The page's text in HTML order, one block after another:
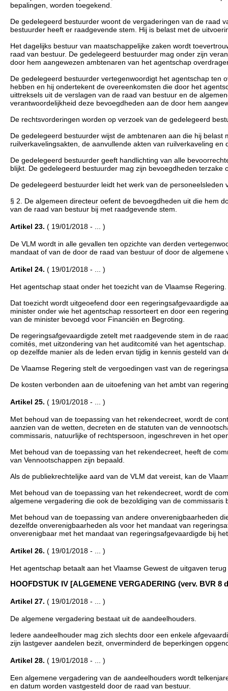
bepalingen, worden toegekend.
De gedelegeerd bestuurder woont de vergaderingen van de raad
bestuurder heeft er raadgevende stem. Hij is belast met de
Het dagelijks bestuur van maatschappelijke zaken wordt
raad van bestuur. De gedelegeerd bestuurder mag onder zijn
door hem aangewezen ambtenaren van het agentschap
De gedelegeerd bestuurder vertegenwoordigt het agentschap ten
hebben en hij ondertekent de overeenkomsten die door het
uittreksels uit de verslagen van de raad van bestuur en de
verantwoordelijkheid deze bevoegdheden aan de door hem
De rechtsvorderingen worden op verzoek van de gedelegeerd
De gedelegeerd bestuurder wijst de ambtenaren aan die hij
ruilverkavelingsakten, de aanvullende akten van ruilverkaveling en
De gedelegeerd bestuurder geeft handlichting van alle
blijkt. De gedelegeerd bestuurder mag zijn bevoegdheden
De gedelegeerd bestuurder leidt het werk van de
§ 2. De algemeen directeur oefent de bevoegdheden uit die hem
van de raad van bestuur bij met raadgevende stem.
Artikel 23. ( 19/01/2018 - ... )
De VLM wordt in alle gevallen ten opzichte van derden
mandaat of van de door de raad van bestuur of door de
Artikel 24. ( 19/01/2018 - ... )
Het agentschap staat onder het toezicht van de Vlaamse Regering.
Dat toezicht wordt uitgeoefend door een regeringsafgevaardigde
minister onder wie het agentschap ressorteert en door een
van de minister bevoegd voor Financiën en Begroting.
De regeringsafgevaardigde zetelt met raadgevende stem in de
comités, met uitzondering van het auditcomité van het
op dezelfde manier als de leden ervan tijdig in kennis gesteld van
De Vlaamse Regering stelt de vergoedingen vast van de
De kosten verbonden aan de uitoefening van het ambt van
Artikel 25. ( 19/01/2018 - ... )
Met behoud van de toepassing van het rekendecreet, wordt de
aanzien van de wetten, decreten en de statuten van de
commissaris, natuurlijke of rechtspersoon, ingeschreven in het
Met behoud van de toepassing van het rekendecreet, heeft de
van Vennootschappen zijn bepaald.
Als de publiekrechtelijke aard van de VLM dat vereist, kan de
Met behoud van de toepassing van het rekendecreet, wordt de
algemene vergadering die ook de bezoldiging van de
Met behoud van de toepassing van andere onverenigbaarheden
dezelfde onverenigbaarheden als voor het mandaat van
onverenigbaar met het mandaat van regeringsafgevaardigde bij
Artikel 26. ( 19/01/2018 - ... )
Het agentschap betaalt aan het Vlaamse Gewest de uitgaven
HOOFDSTUK IV [ALGEMENE VERGADERING (verv. BVR 8
Artikel 27. ( 19/01/2018 - ... )
De algemene vergadering bestaat uit de aandeelhouders.
Iedere aandeelhouder mag zich slechts door een enkele
zijn lastgever aandelen bezit, onverminderd de beperkingen
Artikel 28. ( 19/01/2018 - ... )
Een algemene vergadering van de aandeelhouders wordt
en datum worden vastgesteld door de raad van bestuur.